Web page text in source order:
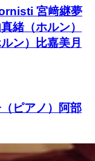
宮﨑継夢
緒（ホルン）
ン）比嘉美月
ピアノ）阿部